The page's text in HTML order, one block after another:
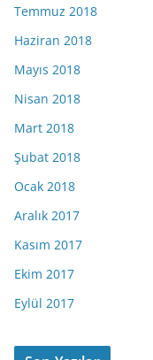
Temmuz 2018
Haziran 2018
Mayıs 2018
Nisan 2018
Mart 2018
Şubat 2018
Ocak 2018
Aralık 2017
Kasım 2017
Ekim 2017
Eylül 2017